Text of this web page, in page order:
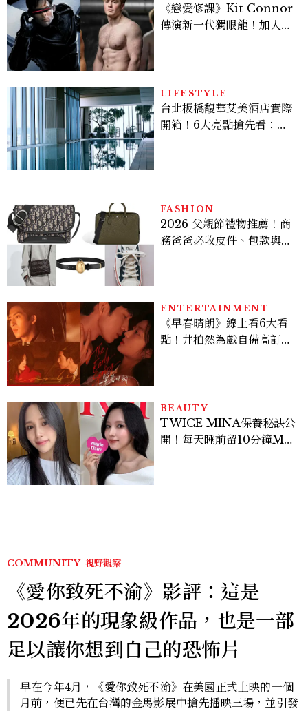
《戀愛修課》Kit Connor
傳演新一代獨眼龍！加入新
LIFESTYLE
台北板橋馥華艾美酒店實際
開箱！6大亮點搶先看：新
FASHION
2026 父親節禮物推薦！商
務爸爸必收皮件、包款與鞋
ENTERTAINMENT
《早春晴朗》線上看6大看
點！井柏然為戲自備高訂，
BEAUTY
TWICE MINA保養秘訣公
開！每天睡前留10分鐘ME
COMMUNITY 視野觀察
《愛你致死不渝》影評：這是
2026年的現象級作品，也是一部
足以讓你想到自己的恐怖片
早在今年4月，《愛你致死不渝》在美國正式上映的一個
月前，便已先在台灣的金馬影展中搶先播映三場，並引發